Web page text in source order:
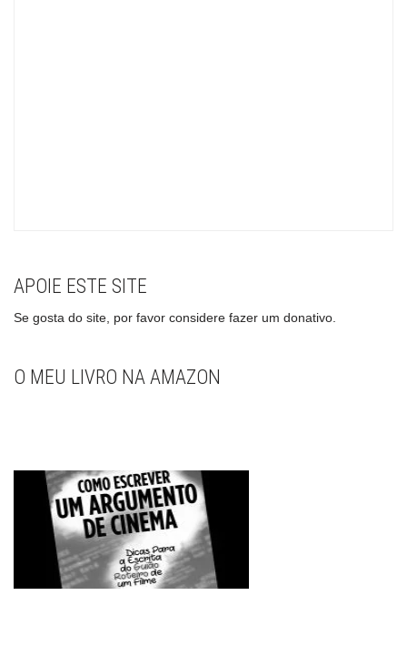
APOIE ESTE SITE
Se gosta do site, por favor considere fazer um donativo.
O MEU LIVRO NA AMAZON